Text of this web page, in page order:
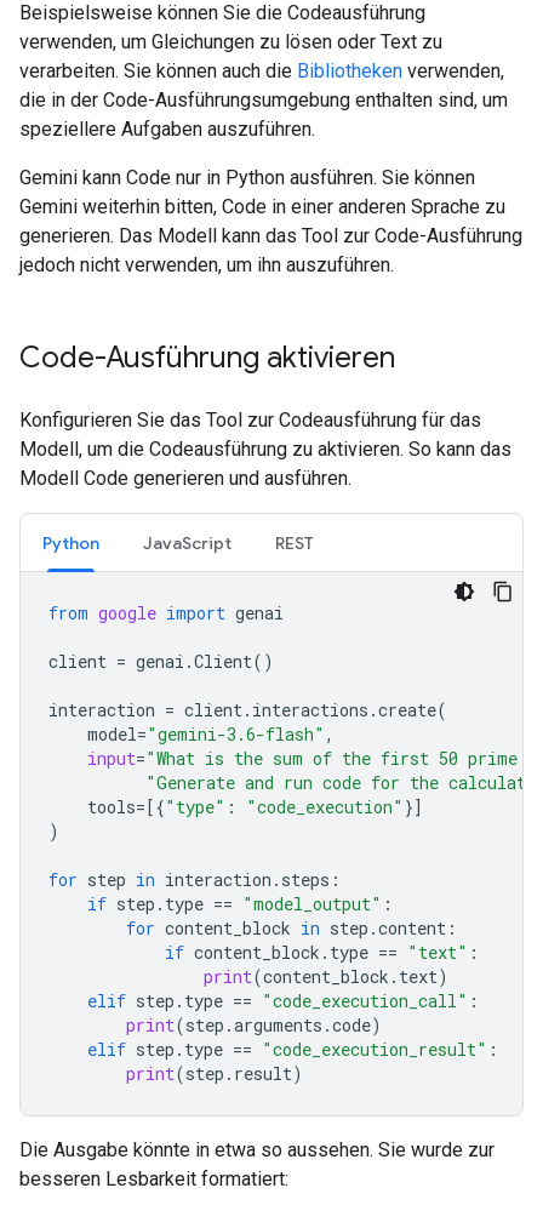
Beispielsweise können Sie die Codeausführung
verwenden, um Gleichungen zu lösen oder Text zu
verarbeiten. Sie können auch die Bibliotheken verwenden,
die in der Code-Ausführungsumgebung enthalten sind, um
speziellere Aufgaben auszuführen.
Gemini kann Code nur in Python ausführen. Sie können
Gemini weiterhin bitten, Code in einer anderen Sprache zu
generieren. Das Modell kann das Tool zur Code-Ausführung
jedoch nicht verwenden, um ihn auszuführen.
Code-Ausführung aktivieren
Konfigurieren Sie das Tool zur Codeausführung für das
Modell, um die Codeausführung zu aktivieren. So kann das
Modell Code generieren und ausführen.
Python JavaScript REST
from google import genai
client = genai .Client()
interaction = client. interactions .create(
model="gemini-3.6-flash" ,
input="What is the sum of the first 50 prime
"Generate and run code for the
tools=[{"type" : "code_execution" }]
)
for step in interaction . steps :
if step . type == "model_output" :
for content_block in step .content :
if content_block . type == "text" :
print(content_block . text)
elif step . type == "code_execution_call" :
print(step .arguments .code)
elif step . type == "code_execution_result" :
print(step . result)
Die Ausgabe könnte in etwa so aussehen. Sie wurde zur
besseren Lesbarkeit formatiert: